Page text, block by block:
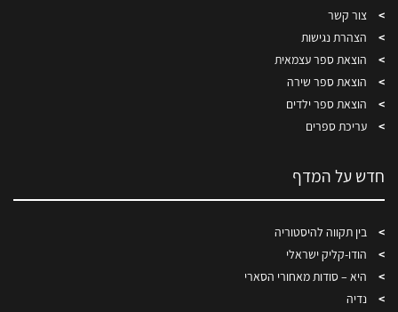
צור קשר
הצהרת נגישות
הוצאת ספר עצמאית
הוצאת ספר שירה
הוצאת ספר ילדים
עריכת ספרים
חדש על המדף
בין תקווה להיסטוריה
הודו-קליק ישראלי
היא – סודות מאחורי הסארי
נדיה